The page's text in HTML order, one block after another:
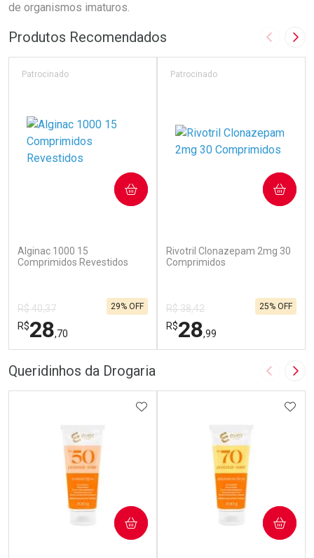
de organismos imaturos.
Produtos Recomendados Imagem
Alginac 1000 15
Comprimidos Revestidos
Patrocinado
R$ 40,37
R$28,70
29% OFF
COMPRAR
Rivotril Clonazepam 2mg 30
Comprimidos
Patrocinado
R$ 38,42
R$28,99
25% OFF
COMPRAR
Queridinhos da Drogaria Imagem
ADICIONAR AOS FAVORITOS
COMPRAR COMPRAR